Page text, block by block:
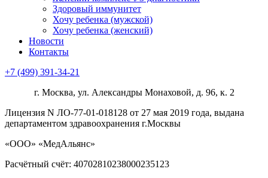
Здоровый иммунитет
Хочу ребенка (мужской)
Хочу ребенка (женский)
Новости
Контакты
+7 (499) 391-34-21
г. Москва, ул. Александры Монаховой, д. 96, к. 2
Лицензия N ЛО-77-01-018128 от 27 мая 2019 года, выдана
департаментом здравоохранения г.Москвы
«ООО» «МедАльянс»
Расчётный счёт: 40702810238000235123